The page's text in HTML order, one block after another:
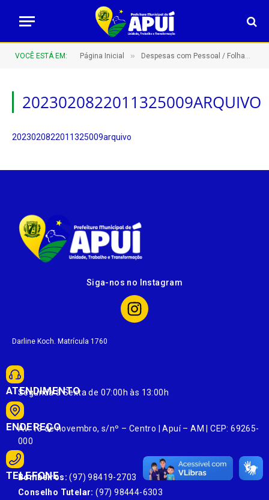
VOCÊ ESTÁ EM: Página Inicial » Despesas com Pessoal / Folhas de Pagamento
2023020822011325009ARQUIVO
2023020822011325009arquivo
Siga-nos no Instagram
Darline Koch. Matrícula 1760
ATENDIMENTO
Segunda à Sexta de 07:00h às 13:00h
ENDEREÇO
Av. 13 de novembro, s/nº – Centro | Apuí – AM | CEP: 69265-
000
TELEFONE
Bombeiros: (97) 98419-2703
Conselho Tutelar: (97) 98444-6303